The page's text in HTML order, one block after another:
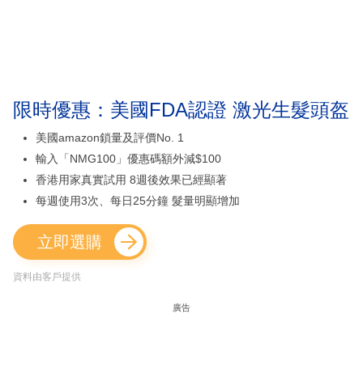
限時優惠：美國FDA認證 激光生髮頭盔
美國amazon鎖量及評價No. 1
輸入「NMG100」優惠碼額外減$100
香港用家真實試用 8週後效果已經顯著
每週使用3次、每日25分鐘 髮量明顯增加
立即選購
資料由客戶提供
廣告